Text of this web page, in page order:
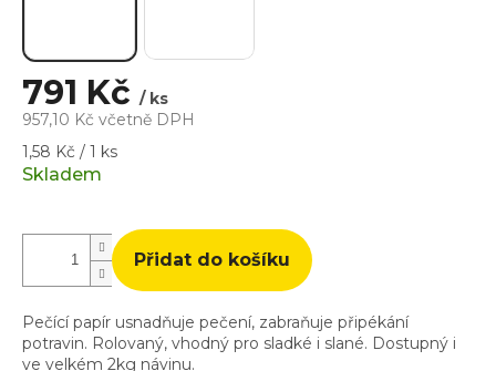
791 Kč / ks
957,10 Kč včetně DPH
Měrná
cena:
1,58 Kč / 1 ks
Skladem
Přidat do košíku
Pečící papír usnadňuje pečení, zabraňuje připékání
potravin. Rolovaný, vhodný pro sladké i slané. Dostupný i
ve velkém 2kg návinu.